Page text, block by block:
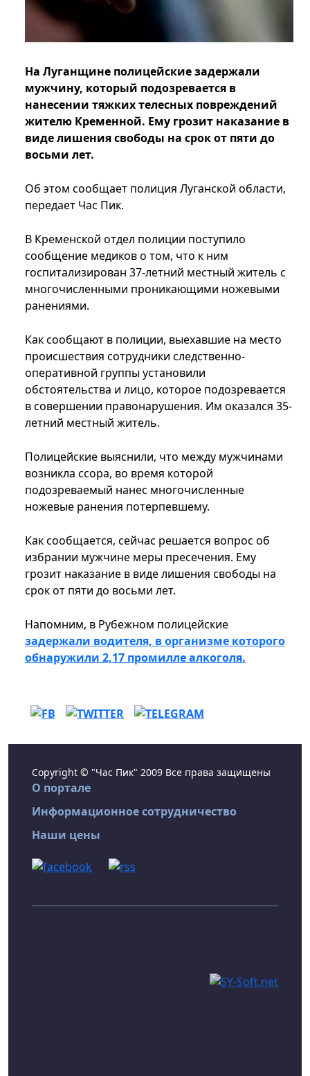
На Луганщине полицейские задержали
мужчину, который подозревается в
нанесении тяжких телесных повреждений
жителю Кременной. Ему грозит наказание в
виде лишения свободы на срок от пяти до
восьми лет.
Об этом сообщает полиция Луганской области,
передает Час Пик.
В Кременской отдел полиции поступило
сообщение медиков о том, что к ним
госпитализирован 37-летний местный житель с
многочисленными проникающими ножевыми
ранениями.
Как сообщают в полиции, выехавшие на место
происшествия сотрудники следственно-
оперативной группы установили
обстоятельства и лицо, которое подозревается
в совершении правонарушения. Им оказался 35-
летний местный житель.
Полицейские выяснили, что между мужчинами
возникла ссора, во время которой
подозреваемый нанес многочисленные
ножевые ранения потерпевшему.
Как сообщается, сейчас решается вопрос об
избрании мужчине меры пресечения. Ему
грозит наказание в виде лишения свободы на
срок от пяти до восьми лет.
Напомним, в Рубежном полицейские
задержали водителя, в организме которого
обнаружили 2,17 промилле алкоголя.
Copyright © "Час Пик" 2009 Все права защищены
О портале
Информационное сотрудничество
Наши цены